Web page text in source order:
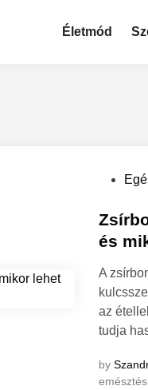
Életmód
s
t
d
i
n
és
A
az
tudja
by
emésztés,